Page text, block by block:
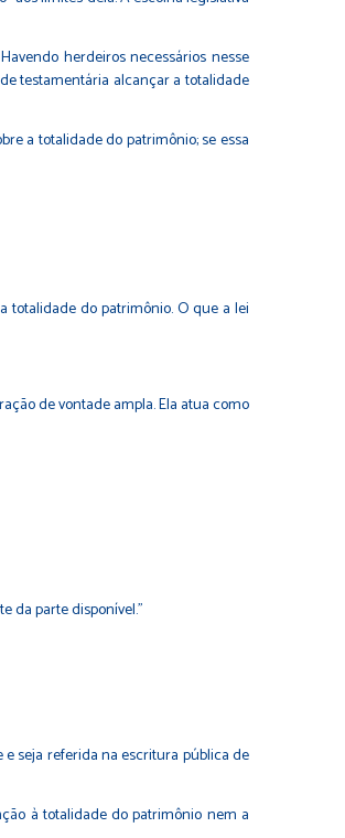
herdeiros necessários nesse
testamentária alcançar a totalidade
a totalidade do patrimônio; se essa
totalidade do patrimônio. O que a lei
de vontade ampla. Ela atua como
da parte disponível."
seja referida na escritura pública de
à totalidade do patrimônio nem a